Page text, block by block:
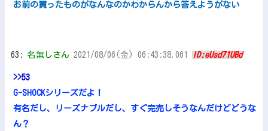
お前の買ったものがなんなのかわからんから答えようがない
63: 名無しさん 2021/08/06(金) 06:43:38.061 ID:eUsd71UBd
>>53
G-SHOCKシリーズだよ！
有名だし、リーズナブルだし、すぐ完売しそうなんだけどどうな
ん？